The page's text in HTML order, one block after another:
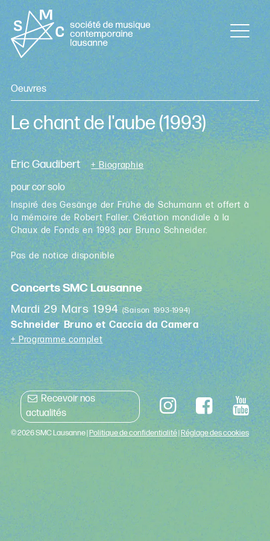
Oeuvres
Le chant de l'aube(1993)
Eric Gaudibert + Biographie
pour cor solo
Inspiré des Gesänge der Frühe de Schumann et offert à
la mémoire de Robert Faller. Création mondiale à la
Chaux de Fonds en 1993 par Bruno Schneider.
Pas de notice disponible
Concerts SMC Lausanne
Mardi 29 Mars 1994 (Saison 1993-1994)
Schneider Bruno et Caccia da Camera
+ Programme complet
Recevoir nos
actualités
© 2026 SMC Lausanne |Politique de confidentialité|Réglage des cookies